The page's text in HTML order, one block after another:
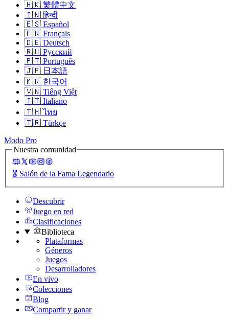
🇭🇰 繁體中文
🇮🇳 हिन्दी
🇪🇸 Español
🇫🇷 Français
🇩🇪 Deutsch
🇷🇺 Русский
🇵🇹 Português
🇯🇵 日本語
🇰🇷 한국어
🇻🇳 Tiếng Việt
🇮🇹 Italiano
🇹🇭 ไทย
🇹🇷 Türkçe
Modo Pro
Nuestra comunidad
🎖️ Salón de la Fama Legendario
Descubrir
Juego en red
Clasificaciones
Biblioteca
Plataformas
Géneros
Juegos
Desarrolladores
En vivo
Colecciones
Blog
Compartir y ganar